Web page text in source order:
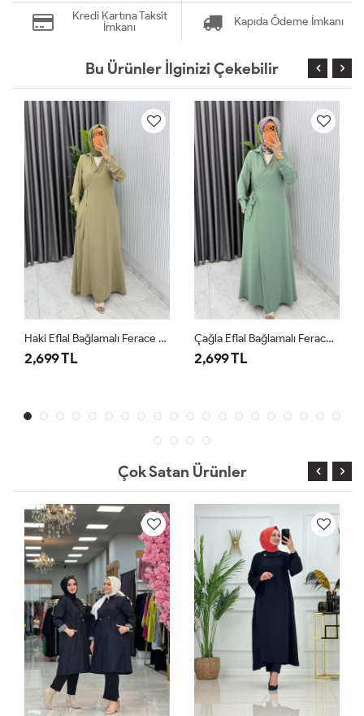
Kredi Kartına Taksit
İmkanı
Kapıda Ödeme İmkanı
Bu Ürünler İlginizi Çekebilir
Haki Eflal Bağlamalı Ferace Premium Seri Tesettür Giyim
2,699 TL
Çağla Eflal Bağlamalı Ferace Premium Seri Tesettür Giyim
2,699 TL
Çok Satan Ürünler